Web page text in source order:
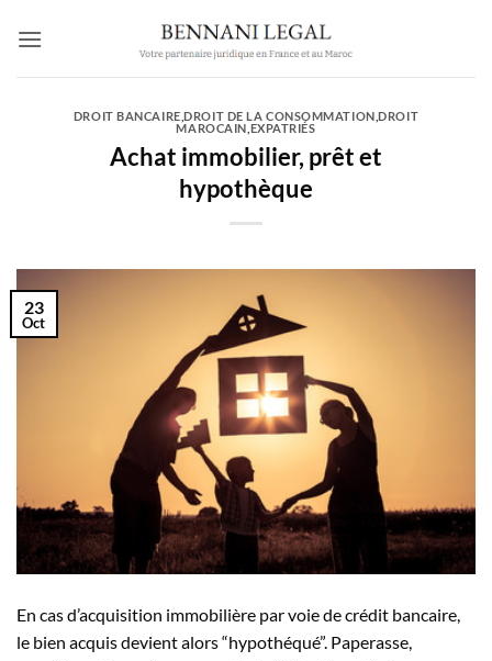
DROIT BANCAIRE ,DROIT DE LA CONSOMMATION ,DROIT
MAROCAIN EXPATRIÉS
Achat immobilier, prêt et
hypothèque
23
Oct
En cas d’acquisition immobilière par voie de crédit bancaire,
le bien acquis devient alors “hypothéqué”. Paperasse,